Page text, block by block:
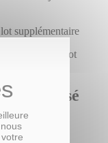
supplémentaire
€ + 1 € par lot
intéressé